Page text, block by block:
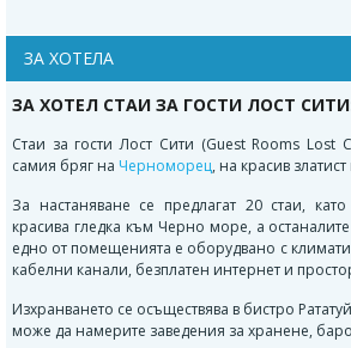
ЗА ХОТЕЛА
ЗА ХОТЕЛ СТАИ ЗА ГОСТИ ЛОСТ
Стаи за гости Лост Сити (Guest Rooms Lost
самия бряг на Черноморец, на красив
За настаняване се предлагат 20 стаи,
красива гледка към Черно море, а
едно от помещенията е оборудвано с
кабелни канали, безплатен интернет и
Изхранването се осъществява в бистро
може да намерите заведения за хранене,